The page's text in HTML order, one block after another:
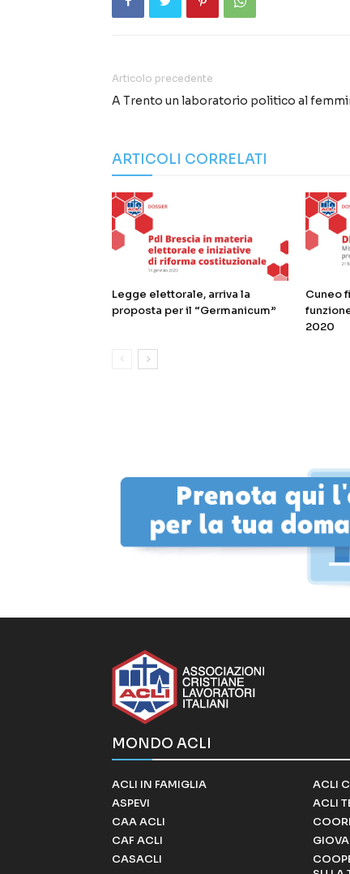
Articolo precedente
A Trento un laboratorio politico al
ARTICOLI CORRELATI
Legge elettorale, arriva la
proposta per il “Germanicum”
Cuneo
2020
MONDO ACLI
ACLI IN FAMIGLIA
ASPEVI
CAA ACLI
CAF ACLI
CASACLI
ACLI
ACLI